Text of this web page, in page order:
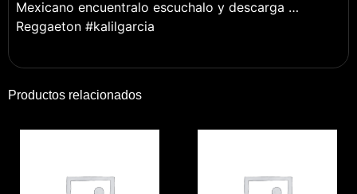
Mexicano encuentralo escuchalo y descarga …
Reggaeton #kalilgarcia
Productos relacionados